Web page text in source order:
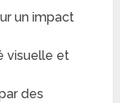
un impact
visuelle et
des